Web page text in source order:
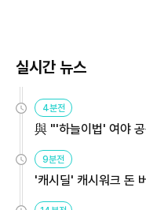
실시간 뉴스
4분전
與 "'하늘이법' 여야
9분전
'캐시딜' 캐시워크 돈